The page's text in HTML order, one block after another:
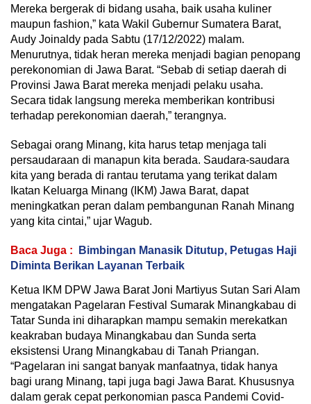
Mereka bergerak di bidang usaha, baik usaha kuliner
maupun fashion,” kata Wakil Gubernur Sumatera Barat,
Audy Joinaldy pada Sabtu (17/12/2022) malam.
Menurutnya, tidak heran mereka menjadi bagian penopang
perekonomian di Jawa Barat. “Sebab di setiap daerah di
Provinsi Jawa Barat mereka menjadi pelaku usaha.
Secara tidak langsung mereka memberikan kontribusi
terhadap perekonomian daerah,” terangnya.
Sebagai orang Minang, kita harus tetap menjaga tali
persaudaraan di manapun kita berada. Saudara-saudara
kita yang berada di rantau terutama yang terikat dalam
Ikatan Keluarga Minang (IKM) Jawa Barat, dapat
meningkatkan peran dalam pembangunan Ranah Minang
yang kita cintai,” ujar Wagub.
Baca Juga :
Bimbingan Manasik Ditutup, Petugas Haji
Diminta Berikan Layanan Terbaik
Ketua IKM DPW Jawa Barat Joni Martiyus Sutan Sari Alam
mengatakan Pagelaran Festival Sumarak Minangkabau di
Tatar Sunda ini diharapkan mampu semakin merekatkan
keakraban budaya Minangkabau dan Sunda serta
eksistensi Urang Minangkabau di Tanah Priangan.
“Pagelaran ini sangat banyak manfaatnya, tidak hanya
bagi urang Minang, tapi juga bagi Jawa Barat. Khususnya
dalam gerak cepat perkonomian pasca Pandemi Covid-